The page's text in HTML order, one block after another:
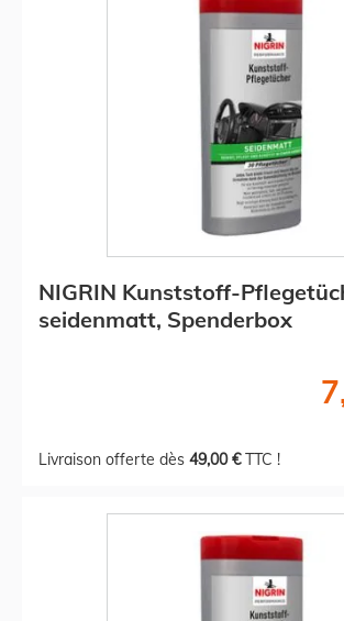
NIGRIN Kunststoff-
seidenmatt, Spenderbox
Livraison offerte dès 49,00 €TTC !